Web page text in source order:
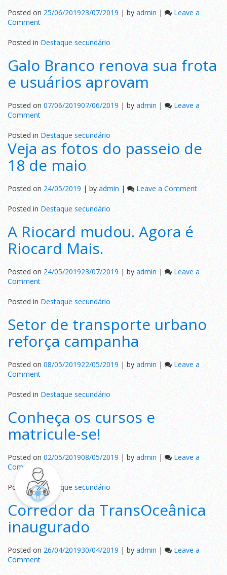
Posted on 25/06/201923/07/2019|byadmin|
Leave a
Commenton
Jovens
Aprendizes
apoiam
Campanha
do
Agasalho
Posted inDestaque secundário
Galo Branco renova sua frota
e usuários aprovam
Posted on07/06/201907/06/2019| byadmin|
Leave a
Commenton
Galo
Branco
renova
sua
frota
e
usuários
aprovam
Posted inDestaque secundário
Veja as fotos do passeio de
18 de maio
Posted on24/05/2019|by admin| Leave a Commenton
Veja
as
fotos
do
passeio
de
18
de
maio
Posted inDestaque secundário
A Riocard mudou. Agora é
Riocard Mais.
Posted on 24/05/201923/07/2019 |byadmin |
Leave a
Commenton
A
Riocard
mudou.
Agora
é
Riocard
Mais.
Posted in Destaque secundário
Setor de transporte urbano
reforça campanha
Posted on 08/05/201922/05/2019 | byadmin|
Leave a
Commenton
Setor
de
transporte
urbano
reforça
campanha
Posted in Destaque secundário
Conheça os cursos e
matricule-se!
Posted on 02/05/201908/05/2019|byadmin|
Leave a
Commenton
Conheça
os
cursos
e
matricule-
se!
Posted inDestaque secundário
Corredor da TransOceânica
inaugurado
Posted on 26/04/201930/04/2019| byadmin|
Leave a
Commenton
Corredor